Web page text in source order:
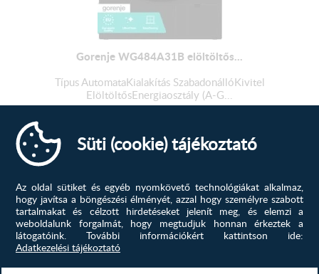
Gorenje WG484A31B elöltöltős...
Típus AutomataKialakítás SzabadonállóKivitel
ElöltöltősEnergiaosztály (A-G...
188 214 Ft
MEGTEKINTÉS
Süti (cookie) tájékoztató
Az oldal sütiket és egyéb nyomkövető technológiákat alkalmaz,
hogy javítsa a böngészési élményét, azzal hogy személyre szabott
tartalmakat és célzott hirdetéseket jelenít meg, és elemzi a
weboldalunk forgalmát, hogy megtudjuk honnan érkeztek a
látogatóink.
További információkért kattintson ide:
Adatkezelési tájékoztató